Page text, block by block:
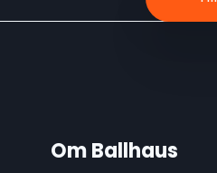
Om Ballhaus